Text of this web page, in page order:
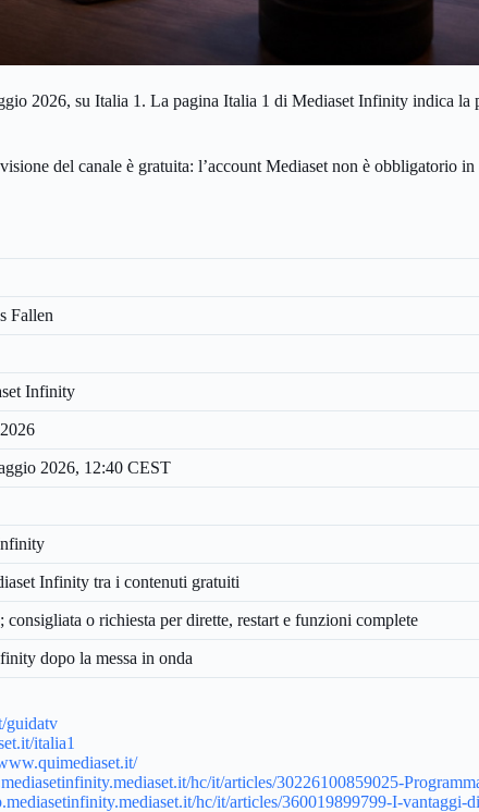
2026, su Italia 1. La pagina Italia 1 di Mediaset Infinity indica
del canale è gratuita: l’account Mediaset non è obbligatorio
Fallen
Infinity
2026, 12:40 CEST
Infinity tra i contenuti gratuiti
o richiesta per dirette, restart e funzioni complete
dopo la messa in onda
guidatv
italia1
hc/it/articles/30226100859025-
hc/it/articles/360019899799-I-vantaggi-